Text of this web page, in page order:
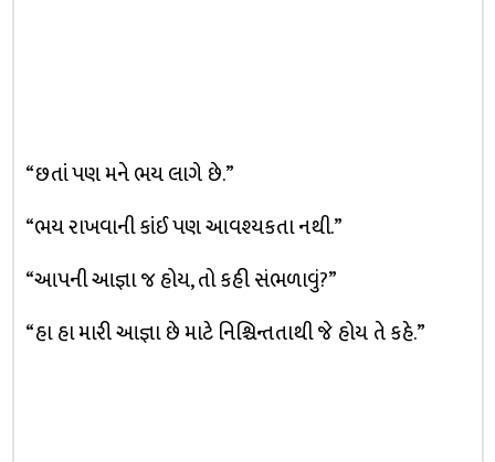
“છતાં પણ મને ભય લાગે છે.”
“ભય રાખવાની કાંઈ પણ આવશ્યકતા નથી.”
“આપની આજ્ઞા જ હોય, તો કહી સંભળાવું?”
“હા હા મારી આજ્ઞા છે માટે નિશ્ચિન્તતાથી જે હોય તે કહે.”